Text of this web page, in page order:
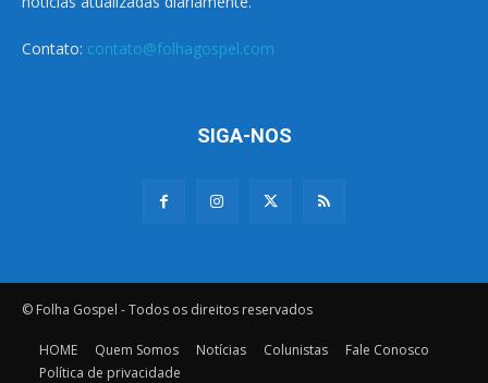
Contato: contato@folhagospel.com
SIGA-NOS
© Folha Gospel - Todos os direitos reservados
HOME Quem Somos Notícias Colunistas
Fale Conosco
Política de privacidade